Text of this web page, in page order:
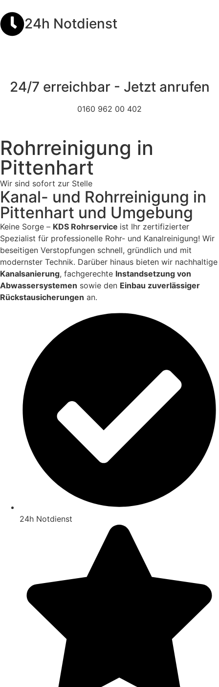
24h Notdienst
24/7 erreichbar - Jetzt anrufen
0160 962 00 402
Rohrreinigung in
Pittenhart
Wir sind sofort zur Stelle
Kanal- und Rohrreinigung in
Pittenhart und Umgebung
Keine Sorge – KDS Rohrservice ist Ihr zertifizierter
Spezialist für professionelle Rohr- und Kanalreinigung! Wir
beseitigen Verstopfungen schnell, gründlich und mit
modernster Technik. Darüber hinaus bieten wir nachhaltige
Kanalsanierung, fachgerechte Instandsetzung von
Abwassersystemen sowie den Einbau zuverlässiger
Rückstausicherungen an.
24h Notdienst